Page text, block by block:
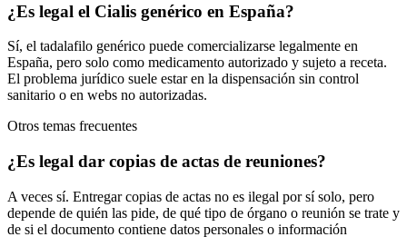
¿Es legal el Cialis genérico en España?
Sí, el tadalafilo genérico puede comercializarse legalmente en
España, pero solo como medicamento autorizado y sujeto a receta.
El problema jurídico suele estar en la dispensación sin control
sanitario o en webs no autorizadas.
Otros temas frecuentes
¿Es legal dar copias de actas de reuniones?
A veces sí. Entregar copias de actas no es ilegal por sí solo, pero
depende de quién las pide, de qué tipo de órgano o reunión se trate y
de si el documento contiene datos personales o información